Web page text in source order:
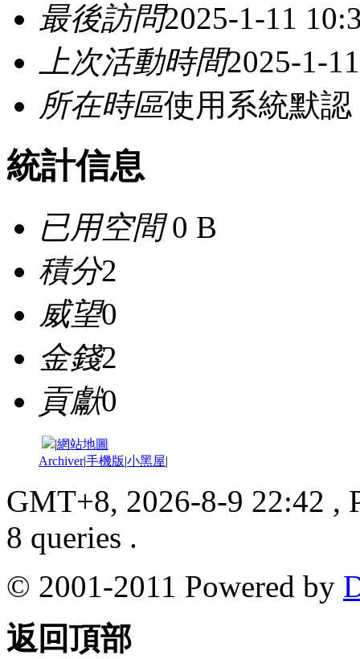
最後訪問2025-1-11
上次活動時間2025-1-
所在時區使用系統默認
統計信息
已用空間0 B
積分2
威望0
金錢2
貢獻0
|網站地圖
Archiver|手機版|小黑屋|
GMT+8, 2026-8-9 22:42 ,
8 queries .
© 2001-2011 Powered by
返回頂部